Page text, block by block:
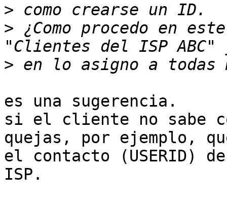
>
> ¿Como procedo en
>
es una sugerencia.
si el cliente no sabe
quejas, por ejemplo,
el contacto (USERID)
ISP.